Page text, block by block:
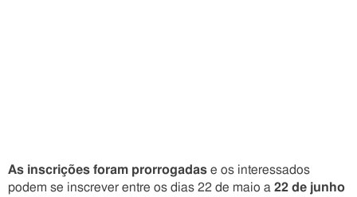
As inscrições foram prorrogadas e os interessados
podem se inscrever entre os dias 22 de maio a 22 de junho